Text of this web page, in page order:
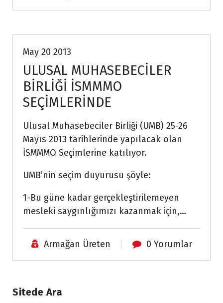
May 20 2013
ULUSAL MUHASEBECİLER
BİRLİĞİ İSMMMO
SEÇİMLERİNDE
Ulusal Muhasebeciler Birliği (UMB) 25-26
Mayıs 2013 tarihlerinde yapılacak olan
İSMMMO Seçimlerine katılıyor.
UMB’nin seçim duyurusu şöyle:
1-Bu güne kadar gerçekleştirilemeyen
mesleki saygınlığımızı kazanmak için,…
Armağan Üreten 0 Yorumlar
Sitede Ara